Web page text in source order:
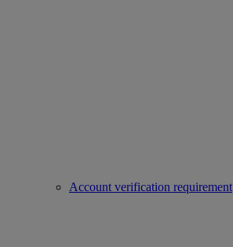
Account verification requirement